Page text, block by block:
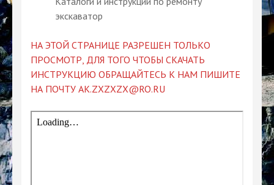
НА ЭТОЙ СТРАНИЦЕ РАЗРЕШЕН ТОЛЬКО
ПРОСМОТР, ДЛЯ ТОГО ЧТОБЫ СКАЧАТЬ
ИНСТРУКЦИЮ ОБРАЩАЙТЕСЬ К НАМ ПИШИТЕ
НА ПОЧТУ AK.ZXZXZX@RO.RU